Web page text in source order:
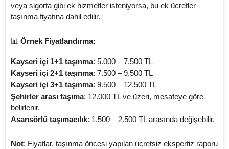
veya sigorta gibi ek hizmetler isteniyorsa, bu ek ücretler
taşınma fiyatına dahil edilir.
📊 Örnek Fiyatlandırma:
Kayseri içi 1+1 taşınma: 5.000 – 7.500 TL
Kayseri içi 2+1 taşınma: 7.500 – 9.500 TL
Kayseri içi 3+1 taşınma: 9.500 – 12.500 TL
Şehirler arası taşıma: 12.000 TL ve üzeri, mesafeye göre
belirlenir.
Asansörlü taşımacılık: 1.500 – 2.500 TL arasında değişebilir.
Not: Fiyatlar, taşınma öncesi yapılan ücretsiz ekspertiz raporu